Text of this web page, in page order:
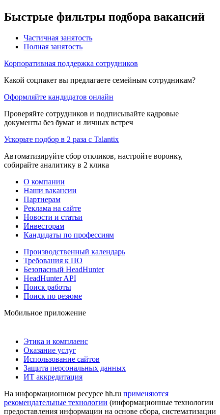
Быстрые фильтры подбора вакансий
Частичная занятость
Полная занятость
Корпоративная поддержка сотрудников
Какой соцпакет вы предлагаете семейным сотрудникам?
Оформляйте кандидатов онлайн
Проверяйте сотрудников и подписывайте кадровые
документы без бумаг и личных встреч
Ускорьте подбор в 2 раза с Talantix
Автоматизируйте сбор откликов, настройте воронку,
собирайте аналитику в 2 клика
О компании
Наши вакансии
Партнерам
Реклама на сайте
Новости и статьи
Инвесторам
Кандидаты по профессиям
Производственный календарь
Требования к ПО
Безопасный HeadHunter
HeadHunter API
Поиск работы
Поиск по резюме
Мобильное приложение
Этика и комплаенс
Оказание услуг
Использование сайтов
Защита персональных данных
ИТ аккредитация
На информационном ресурсе hh.ru применяются
рекомендательные технологии (информационные технологии
предоставления информации на основе сбора, систематизации